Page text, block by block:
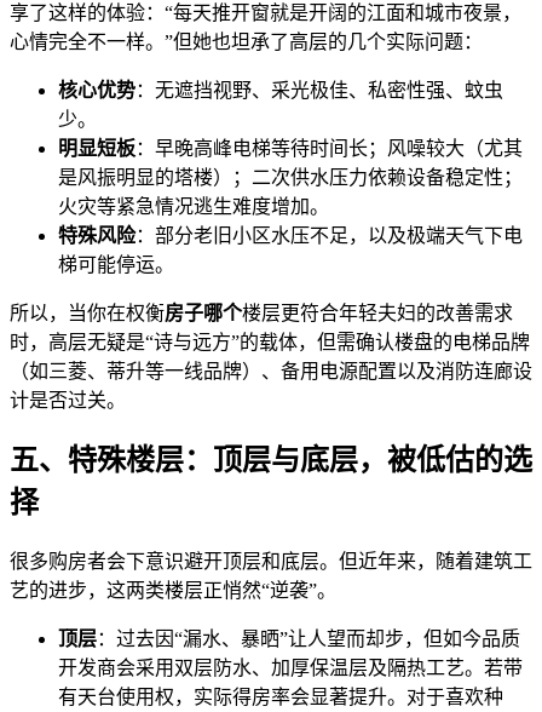
享了这样的体验：“每天推开窗就是开阔的江面和城市夜景，
心情完全不一样。”但她也坦承了高层的几个实际问题：
核心优势：无遮挡视野、采光极佳、私密性强、蚊虫
少。
明显短板：早晚高峰电梯等待时间长；风噪较大（尤其
是风振明显的塔楼）；二次供水压力依赖设备稳定性；
火灾等紧急情况逃生难度增加。
特殊风险：部分老旧小区水压不足，以及极端天气下电
梯可能停运。
所以，当你在权衡房子哪个楼层更符合年轻夫妇的改善需求
时，高层无疑是“诗与远方”的载体，但需确认楼盘的电梯品牌
（如三菱、蒂升等一线品牌）、备用电源配置以及消防连廊设
计是否过关。
五、特殊楼层：顶层与底层，被低估的选
择
很多购房者会下意识避开顶层和底层。但近年来，随着建筑工
艺的进步，这两类楼层正悄然“逆袭”。
顶层：过去因“漏水、暴晒”让人望而却步，但如今品质
开发商会采用双层防水、加厚保温层及隔热工艺。若带
有天台使用权，实际得房率会显著提升。对于喜欢种